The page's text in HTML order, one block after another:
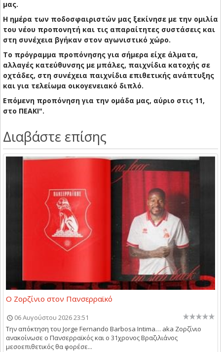
μας.
Η ημέρα των ποδοσφαιριστών μας ξεκίνησε με την ομιλία
του νέου προπονητή και τις απαραίτητες συστάσεις και
στη συνέχεια βγήκαν στον αγωνιστικό χώρο.
Το πρόγραμμα προπόνησης για σήμερα είχε άλματα,
αλλαγές κατεύθυνσης με μπάλες, παιχνίδια κατοχής σε
οχτάδες, στη συνέχεια παιχνίδια επιθετικής ανάπτυξης
και για τελείωμα οικογενειακό διπλό.
Επόμενη προπόνηση για την ομάδα μας, αύριο στις 11,
στο ΠΕΑΚΙ".
Διαβάστε επίσης
Ο Ζορζίνιο στον Πανσερραϊκό
06 Αυγούστου 2026 23:51
Την απόκτηση του Jorge Fernando Barbosa Intima… aka Ζορζίνιο
ανακοίνωσε ο Πανσερραϊκός και ο 31χρονος Βραζιλιάνος
μεσοεπιθετικός θα φορέσε...